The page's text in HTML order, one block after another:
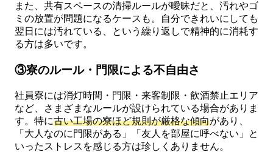
また、共有スペースの清掃ルールが曖昧だと、汚れやゴ
ミの放置が問題になるケースも。自分できれいにしても
翌日には汚れている、という繰り返しで精神的に消耗す
る方は多いです。
③寮のルール・門限による不自由さ
社員寮には消灯時間・門限・来客制限・飲酒禁止エリア
など、さまざまなルールが設けられている場合がありま
す。特に古い工場の寮ほど規則が厳格な傾向があり、
「大人なのに門限がある」「友人を部屋に呼べない」と
いったストレスを感じる方は珍しくありません。